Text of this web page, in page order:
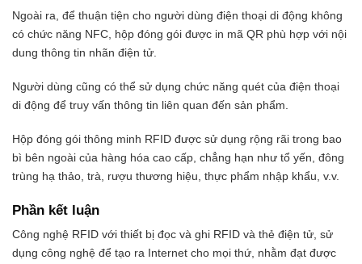
Ngoài ra, để thuận tiện cho người dùng điện thoại di động không
có chức năng NFC, hộp đóng gói được in mã QR phù hợp với nội
dung thông tin nhãn điện tử.
Người dùng cũng có thể sử dụng chức năng quét của điện thoại
di động để truy vấn thông tin liên quan đến sản phẩm.
Hộp đóng gói thông minh RFID được sử dụng rộng rãi trong bao
bì bên ngoài của hàng hóa cao cấp, chẳng hạn như tổ yến, đông
trùng hạ thảo, trà, rượu thương hiệu, thực phẩm nhập khẩu, v.v.
Phần kết luận
Công nghệ RFID với thiết bị đọc và ghi RFID và thẻ điện tử, sử
dụng công nghệ để tạo ra Internet cho mọi thứ, nhằm đạt được